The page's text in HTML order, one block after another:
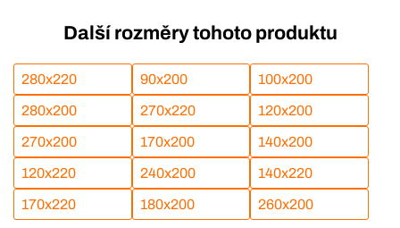
Další rozměry tohoto produktu
280x220 90x200 100x200
280x200 270x220 120x200
270x200 170x200 140x200
120x220 240x200 140x220
170x220 180x200 260x200